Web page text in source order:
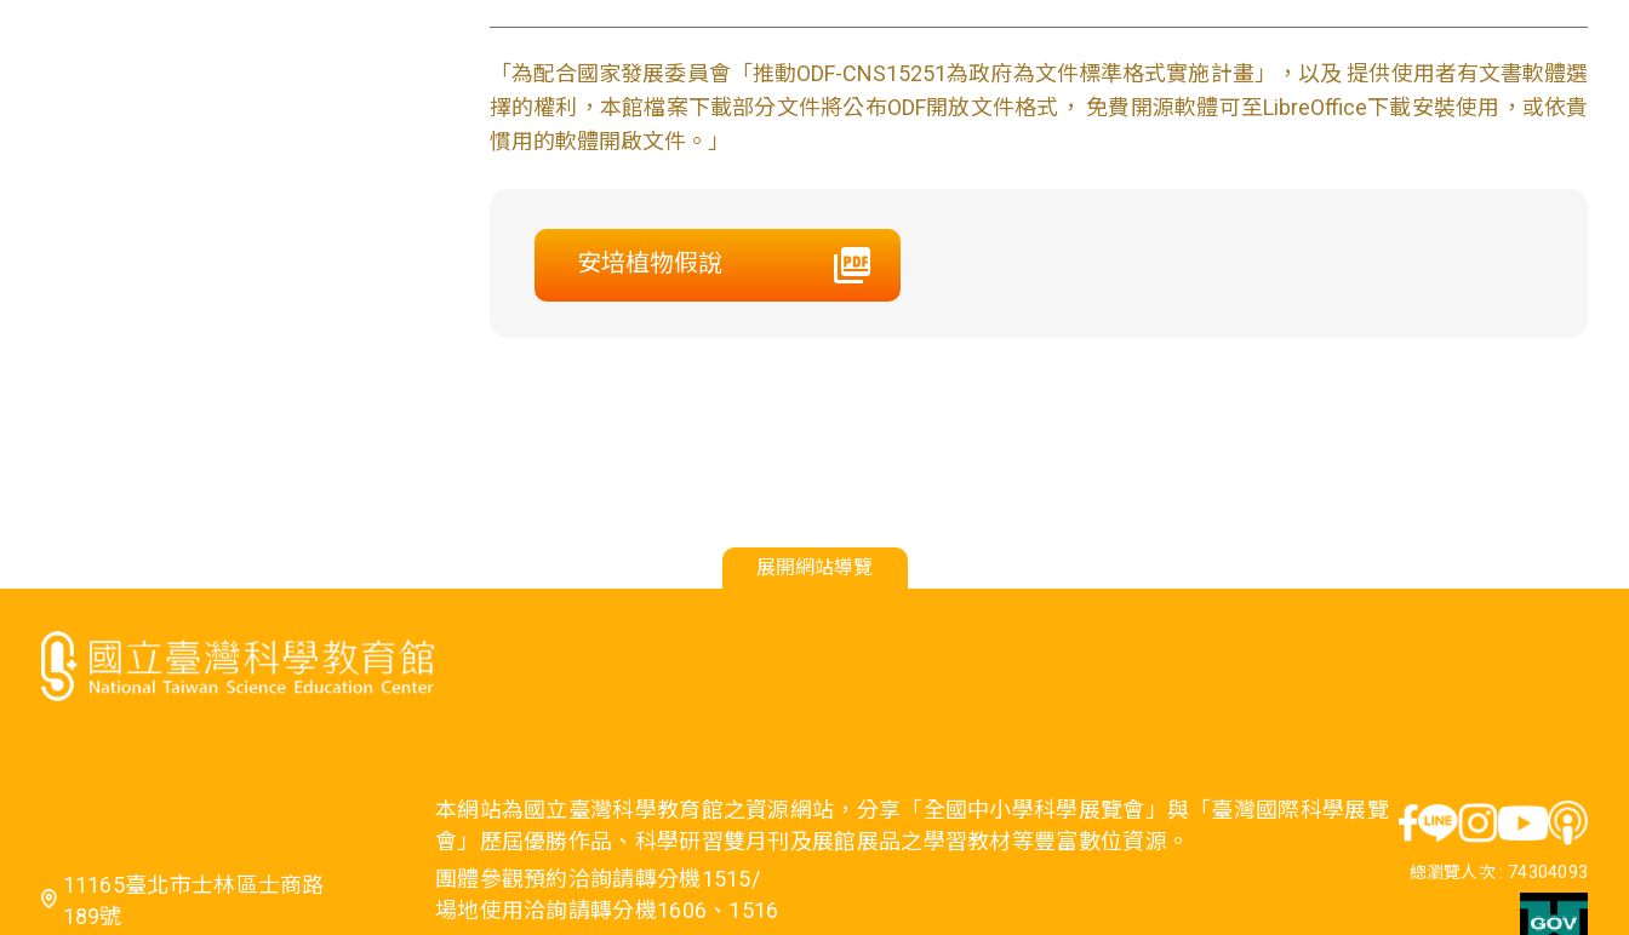
「為配合國家發展委員會「推動ODF-CNS15251為政府為文件標準格式實施計畫」，以及 提供使用者有文書軟體選
擇的權利，本館檔案下載部分文件將公布ODF開放文件格式， 免費開源軟體可至LibreOffice下載安裝使用，或依貴
慣用的軟體開啟文件。」
安培植物假說
展開網站導覽
11165臺北市士林區士商路
189號
本網站為國立臺灣科學教育館之資源網站，分享「全國中小學科學展覽會」與「臺灣國際科學展覽
會」歷屆優勝作品、科學研習雙月刊及展館展品之學習教材等豐富數位資源。
團體參觀預約洽詢請轉分機1515/
場地使用洽詢請轉分機1606、1516
總瀏覽人次 : 74304093